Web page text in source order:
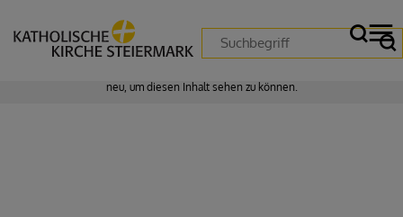
Zustimmung erforderlich!
neu, um diesen Inhalt sehen zu können.